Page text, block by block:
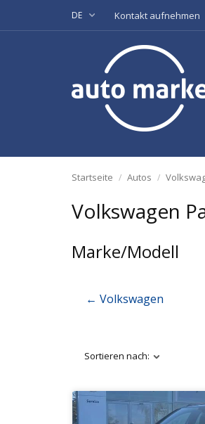
DE Kontakt aufnehmen
Startseite Autos
Volkswagen
Marke/Modell
← Volkswagen
Sortieren nach: